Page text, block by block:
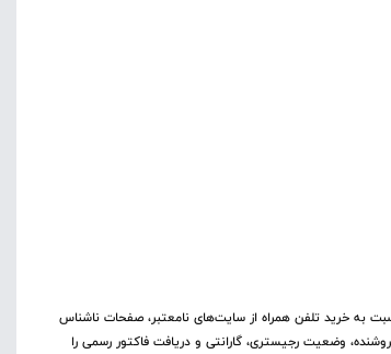
به خرید تلفن همراه از سایت‌های نامعتبر، صفحات ناشناس
وضعیت رجیستری، گارانتی و دریافت فاکتور رسمی را